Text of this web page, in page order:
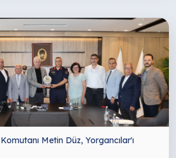
Metin Düz, Yorgancılar'ı